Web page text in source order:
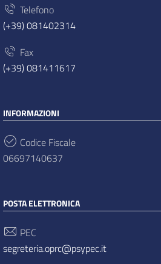
Telefono
(+39) 081402314
Fax
(+39) 081411617
INFORMAZIONI
Codice Fiscale
06697140637
POSTA ELETTRONICA
PEC
segreteria.oprc@psypec.it